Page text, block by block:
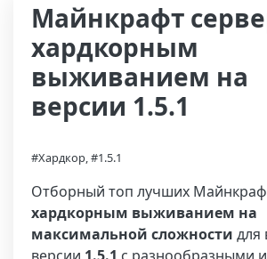
Майнкрафт
хардкорным
выживанием на
версии 1.5.1
#Хардкор, #1.5.1
Отборный топ лучших
хардкорным выживанием на
максимальной сложности для